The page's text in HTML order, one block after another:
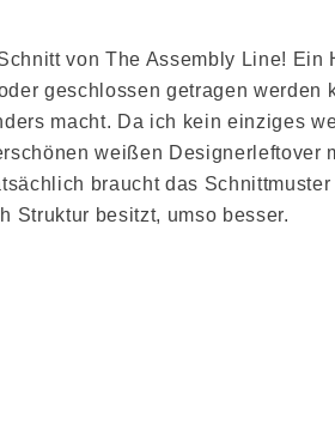
von The Assembly Line! Ein
geschlossen getragen werden
macht. Da ich kein einziges
weißen Designerleftover
braucht das
Struktur besitzt, umso besser.